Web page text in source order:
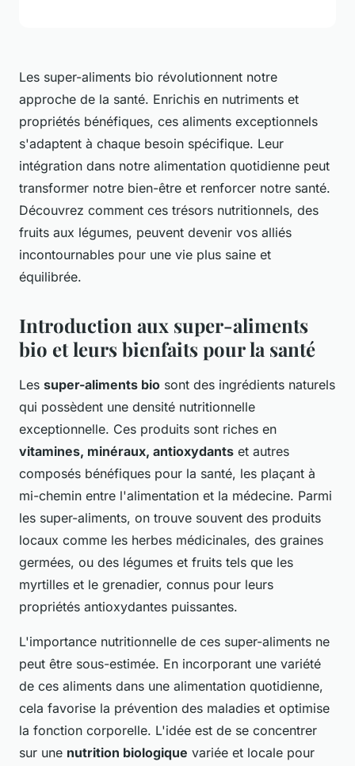
Les super-aliments bio révolutionnent notre
approche de la santé. Enrichis en nutriments et
propriétés bénéfiques, ces aliments exceptionnels
s'adaptent à chaque besoin spécifique. Leur
intégration dans notre alimentation quotidienne peut
transformer notre bien-être et renforcer notre santé.
Découvrez comment ces trésors nutritionnels, des
fruits aux légumes, peuvent devenir vos alliés
incontournables pour une vie plus saine et
équilibrée.
Introduction aux super-aliments
bio et leurs bienfaits pour la santé
Les super-aliments bio sont des ingrédients naturels
qui possèdent une densité nutritionnelle
exceptionnelle. Ces produits sont riches en
vitamines, minéraux, antioxydants et autres
composés bénéfiques pour la santé, les plaçant à
mi-chemin entre l'alimentation et la médecine. Parmi
les super-aliments, on trouve souvent des produits
locaux comme les herbes médicinales, des graines
germées, ou des légumes et fruits tels que les
myrtilles et le grenadier, connus pour leurs
propriétés antioxydantes puissantes.
L'importance nutritionnelle de ces super-aliments ne
peut être sous-estimée. En incorporant une variété
de ces aliments dans une alimentation quotidienne,
cela favorise la prévention des maladies et optimise
la fonction corporelle. L'idée est de se concentrer
sur une nutrition biologique variée et locale pour